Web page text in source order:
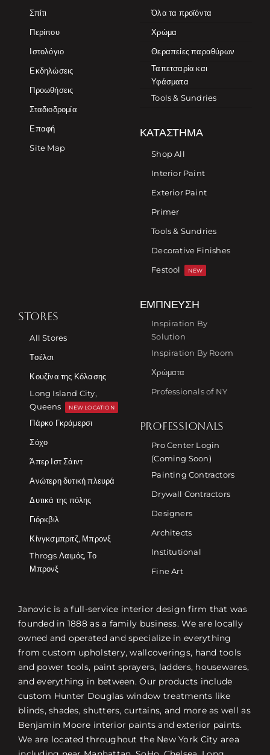
Σπίτι
Περίπου
Ιστολόγιο
Εκδηλώσεις
Προωθήσεις
Σταδιοδρομία
Επαφή
Site Map
Όλα τα προϊόντα
Χρώμα
Θεραπείες παραθύρων
Ταπετσαρία και
Υφάσματα
Tools & Sundries
ΚΑΤΆΣΤΗΜΑ
Shop All
Interior Paint
Exterior Paint
Primer
Tools & Sundries
Decorative Finishes
Festool
NEW
STORES
All Stores
Τσέλσι
Κουζίνα της Κόλασης
Long Island City,
Queens
NEW LOCATION
Πάρκο Γκράμερσι
Σόχο
Άπερ Ιστ Σάιντ
Ανώτερη δυτική πλευρά
Δυτικά της πόλης
Γιόρκβιλ
Κίνγκσμπριτζ, Μπρονξ
Throgs Λαιμός, Το
Μπρονξ
ΈΜΠΝΕΥΣΗ
Inspiration By
Solution
Inspiration By Room
Χρώματα
Professionals of NY
PROFESSIONALS
Pro Center Login
(Coming Soon)
Painting Contractors
Drywall Contractors
Designers
Architects
Institutional
Fine Art
Janovic is a full-service interior design firm that was
founded in 1888 as a family business. We are locally
owned and operated and specialize in everything
from custom upholstery, wallcoverings, hand tools
and power tools, paint sprayers, ladders, housewares,
and everything in between. Our products include
custom Hunter Douglas window treatments like
blinds, shades, shutters, curtains, and more as well as
Benjamin Moore interior paints and exterior paints.
We are located throughout the New York City area